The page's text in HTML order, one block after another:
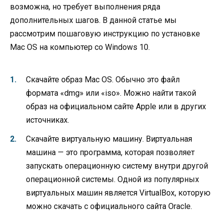
возможна, но требует выполнения ряда
дополнительных шагов. В данной статье мы
рассмотрим пошаговую инструкцию по установке
Mac OS на компьютер со Windows 10.
Скачайте образ Mac OS. Обычно это файл
формата «dmg» или «iso». Можно найти такой
образ на официальном сайте Apple или в других
источниках.
Скачайте виртуальную машину. Виртуальная
машина — это программа, которая позволяет
запускать операционную систему внутри другой
операционной системы. Одной из популярных
виртуальных машин является VirtualBox, которую
можно скачать с официального сайта Oracle.